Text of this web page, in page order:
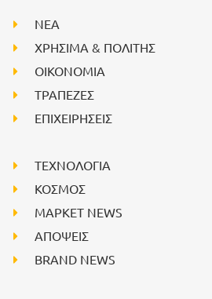
NEA
ΧΡΗΣΙΜΑ & ΠΟΛΙΤΗΣ
ΟΙΚΟΝΟΜΙΑ
ΤΡΑΠΕΖΕΣ
ΕΠΙΧΕΙΡΗΣΕΙΣ
ΤΕΧΝΟΛΟΓΙΑ
ΚΟΣΜΟΣ
ΜΑΡΚΕΤ NEWS
ΑΠΟΨΕΙΣ
BRAND NEWS